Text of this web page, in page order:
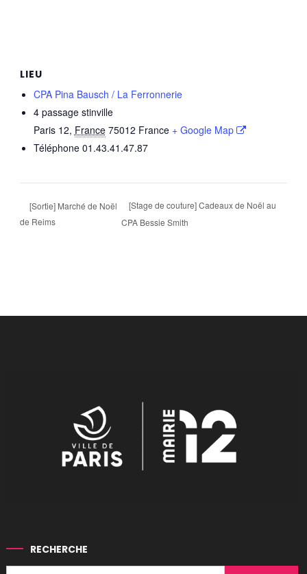
LIEU
CPA Pina Bausch / La Ferronnerie
4 passage stinville
Paris 12, France 75012 France + Google Map
Téléphone 01.43.41.47.87
[Sortie] Marché de Noël
de Reims
[Stage de couture] Cadeaux de Noël au
CPA Bessie Smith
RECHERCHE